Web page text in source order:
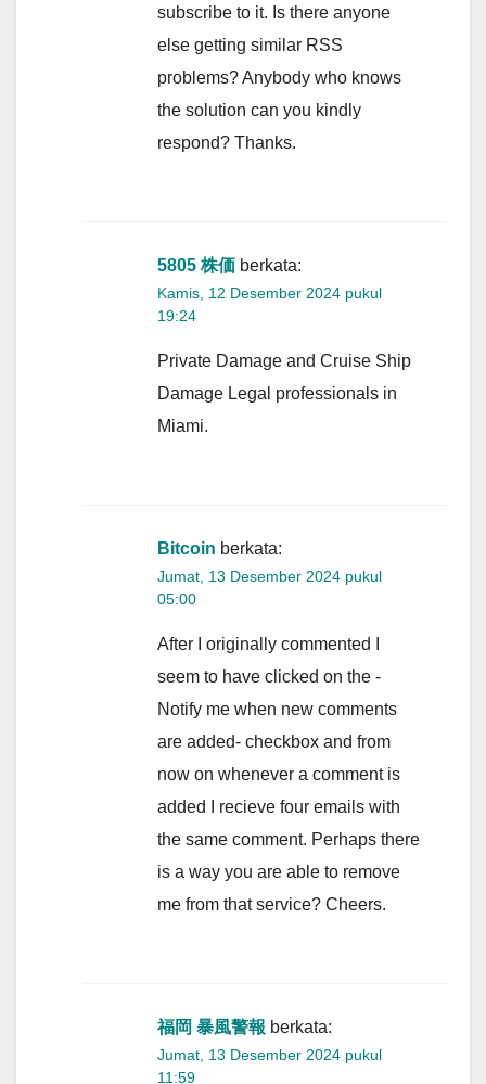
subscribe to it. Is there anyone
else getting similar RSS
problems? Anybody who knows
the solution can you kindly
respond? Thanks.
5805 株価 berkata:
Kamis, 12 Desember 2024 pukul
19:24
Private Damage and Cruise Ship
Damage Legal professionals in
Miami.
Bitcoin berkata:
Jumat, 13 Desember 2024 pukul
05:00
After I originally commented I
seem to have clicked on the -
Notify me when new comments
are added- checkbox and from
now on whenever a comment is
added I recieve four emails with
the same comment. Perhaps there
is a way you are able to remove
me from that service? Cheers.
福岡 暴風警報 berkata:
Jumat, 13 Desember 2024 pukul
11:59